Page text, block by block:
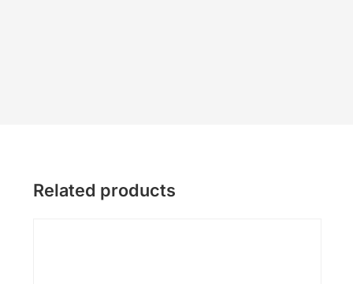
Related products